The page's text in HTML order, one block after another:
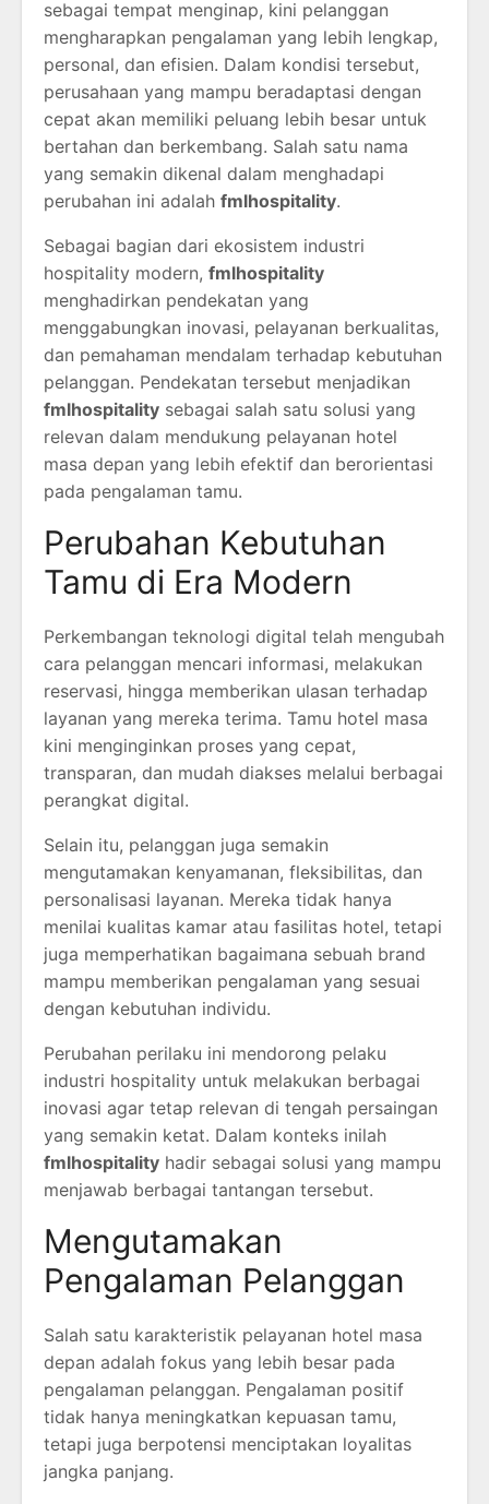
sebagai tempat menginap, kini pelanggan
mengharapkan pengalaman yang lebih lengkap,
personal, dan efisien. Dalam kondisi tersebut,
perusahaan yang mampu beradaptasi dengan
cepat akan memiliki peluang lebih besar untuk
bertahan dan berkembang. Salah satu nama
yang semakin dikenal dalam menghadapi
perubahan ini adalah fmlhospitality.
Sebagai bagian dari ekosistem industri
hospitality modern, fmlhospitality
menghadirkan pendekatan yang
menggabungkan inovasi, pelayanan berkualitas,
dan pemahaman mendalam terhadap kebutuhan
pelanggan. Pendekatan tersebut menjadikan
fmlhospitality sebagai salah satu solusi yang
relevan dalam mendukung pelayanan hotel
masa depan yang lebih efektif dan berorientasi
pada pengalaman tamu.
Perubahan Kebutuhan
Tamu di Era Modern
Perkembangan teknologi digital telah mengubah
cara pelanggan mencari informasi, melakukan
reservasi, hingga memberikan ulasan terhadap
layanan yang mereka terima. Tamu hotel masa
kini menginginkan proses yang cepat,
transparan, dan mudah diakses melalui berbagai
perangkat digital.
Selain itu, pelanggan juga semakin
mengutamakan kenyamanan, fleksibilitas, dan
personalisasi layanan. Mereka tidak hanya
menilai kualitas kamar atau fasilitas hotel, tetapi
juga memperhatikan bagaimana sebuah brand
mampu memberikan pengalaman yang sesuai
dengan kebutuhan individu.
Perubahan perilaku ini mendorong pelaku
industri hospitality untuk melakukan berbagai
inovasi agar tetap relevan di tengah persaingan
yang semakin ketat. Dalam konteks inilah
fmlhospitality hadir sebagai solusi yang mampu
menjawab berbagai tantangan tersebut.
Mengutamakan
Pengalaman Pelanggan
Salah satu karakteristik pelayanan hotel masa
depan adalah fokus yang lebih besar pada
pengalaman pelanggan. Pengalaman positif
tidak hanya meningkatkan kepuasan tamu,
tetapi juga berpotensi menciptakan loyalitas
jangka panjang.